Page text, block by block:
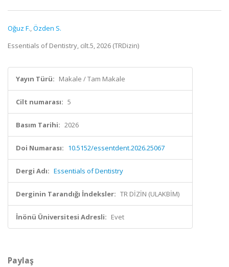
Oğuz F.,Özden S.
Essentials of Dentistry, cilt.5, 2026 (TRDizin)
Yayın Türü: Makale / Tam Makale
Cilt numarası: 5
Basım Tarihi: 2026
Doi Numarası: 10.5152/essentdent.2026.25067
Dergi Adı: Essentials of Dentistry
Derginin Tarandığı İndeksler: TR DİZİN (ULAKBİM)
İnönü Üniversitesi Adresli: Evet
Paylaş